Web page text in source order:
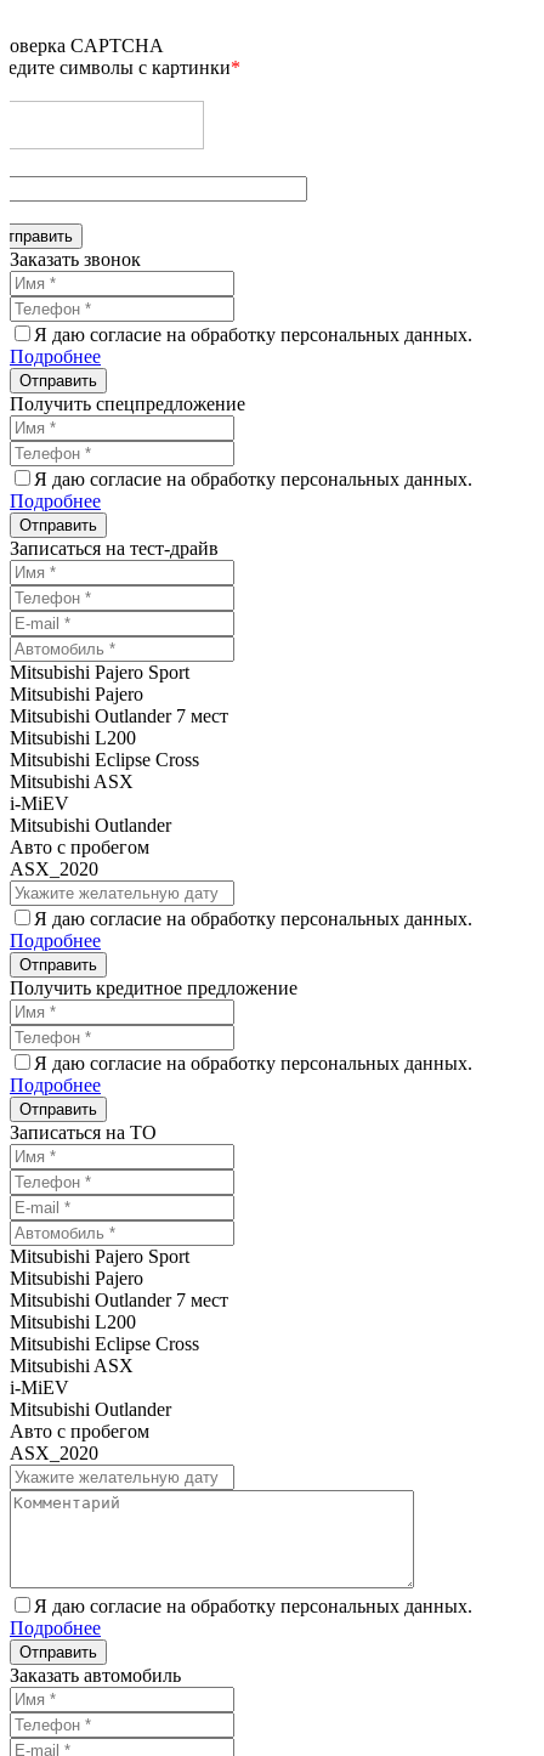
CAPTCHA
символы с картинки*
Заказать звонок
Я даю согласие на обработку персональных данных.
Подробнее
Получить спецпредложение
Я даю согласие на обработку персональных данных.
Подробнее
Записаться на тест-драйв
Mitsubishi Pajero Sport
Mitsubishi Pajero
Mitsubishi Outlander 7 мест
Mitsubishi L200
Mitsubishi Eclipse Cross
Mitsubishi ASX
i-MiEV
Mitsubishi Outlander
Авто с пробегом
ASX_2020
Я даю согласие на обработку персональных данных.
Подробнее
Получить кредитное предложение
Я даю согласие на обработку персональных данных.
Подробнее
Записаться на ТО
Mitsubishi Pajero Sport
Mitsubishi Pajero
Mitsubishi Outlander 7 мест
Mitsubishi L200
Mitsubishi Eclipse Cross
Mitsubishi ASX
i-MiEV
Mitsubishi Outlander
Авто с пробегом
ASX_2020
Я даю согласие на обработку персональных данных.
Подробнее
Заказать автомобиль